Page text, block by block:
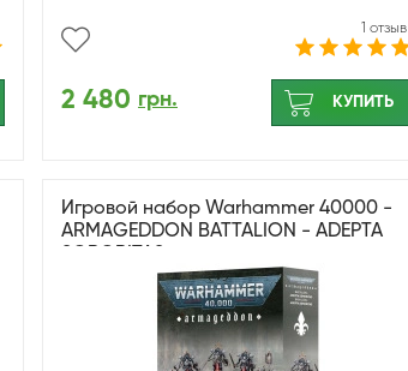
1 отзыв
2 480 грн. КУПИТЬ
Игровой набор Warhammer 40000 -
ARMAGEDDON BATTALION - ADEPTA